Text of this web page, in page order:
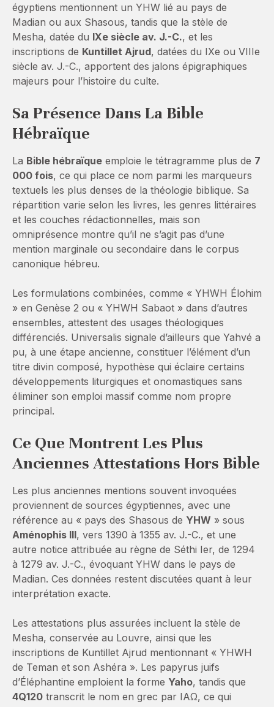
égyptiens mentionnent un YHW lié au pays de
Madian ou aux Shasous, tandis que la stèle de
Mesha, datée du IXe siècle av. J.-C., et les
inscriptions de Kuntillet Ajrud, datées du IXe ou VIIIe
siècle av. J.-C., apportent des jalons épigraphiques
majeurs pour l’histoire du culte.
Sa Présence Dans La Bible
Hébraïque
La Bible hébraïque emploie le tétragramme plus de 7
000 fois, ce qui place ce nom parmi les marqueurs
textuels les plus denses de la théologie biblique. Sa
répartition varie selon les livres, les genres littéraires
et les couches rédactionnelles, mais son
omniprésence montre qu’il ne s’agit pas d’une
mention marginale ou secondaire dans le corpus
canonique hébreu.
Les formulations combinées, comme « YHWH Élohim
» en Genèse 2 ou « YHWH Sabaot » dans d’autres
ensembles, attestent des usages théologiques
différenciés. Universalis signale d’ailleurs que Yahvé a
pu, à une étape ancienne, constituer l’élément d’un
titre divin composé, hypothèse qui éclaire certains
développements liturgiques et onomastiques sans
éliminer son emploi massif comme nom propre
principal.
Ce Que Montrent Les Plus
Anciennes Attestations Hors Bible
Les plus anciennes mentions souvent invoquées
proviennent de sources égyptiennes, avec une
référence au « pays des Shasous de YHW » sous
Aménophis III, vers 1390 à 1355 av. J.-C., et une
autre notice attribuée au règne de Séthi Ier, de 1294
à 1279 av. J.-C., évoquant YHW dans le pays de
Madian. Ces données restent discutées quant à leur
interprétation exacte.
Les attestations plus assurées incluent la stèle de
Mesha, conservée au Louvre, ainsi que les
inscriptions de Kuntillet Ajrud mentionnant « YHWH
de Teman et son Ashéra ». Les papyrus juifs
d’Éléphantine emploient la forme Yaho, tandis que
4Q120 transcrit le nom en grec par ΙΑΩ, ce qui